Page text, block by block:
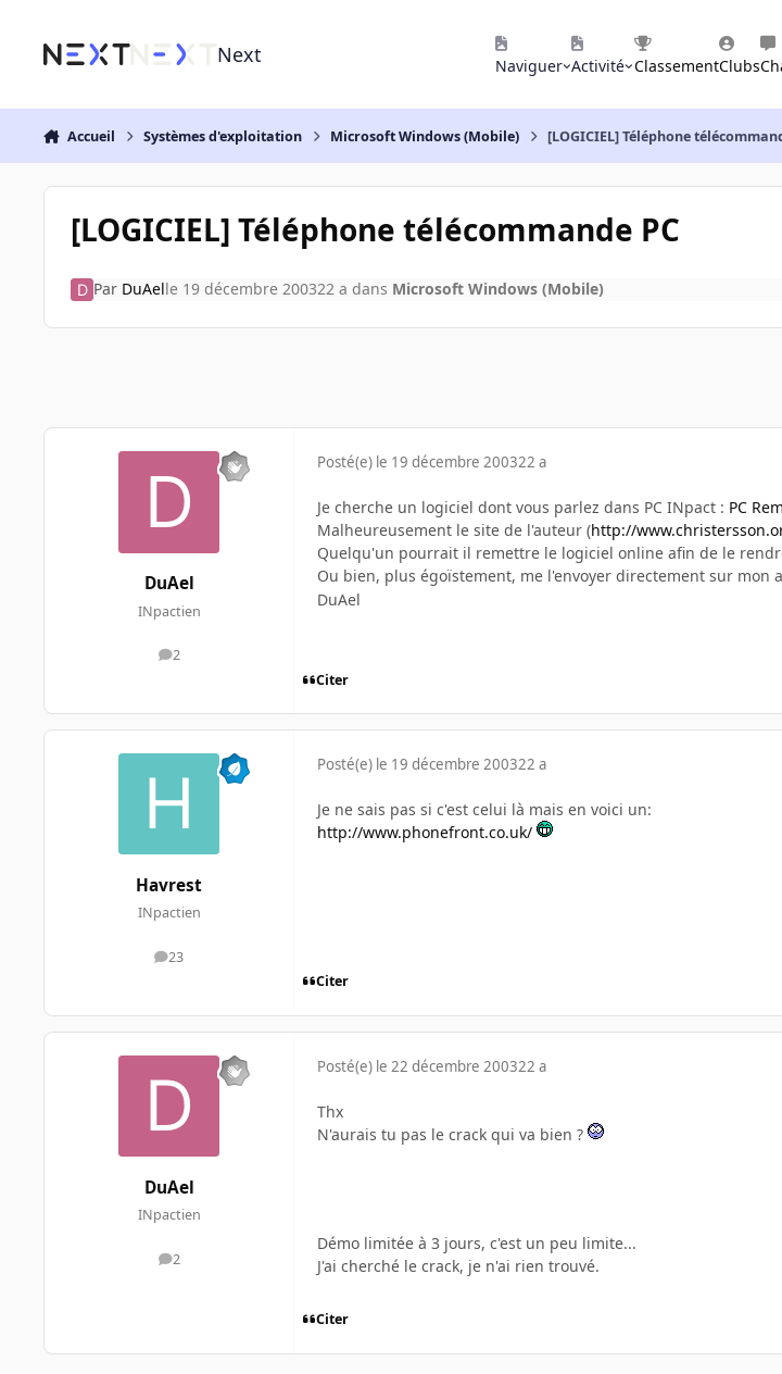
Next Naviguer Activité ClassementClubs
Accueil Systèmes d'exploitation Microsoft Windows (Mobile) [LOGICIEL] Téléphone
[LOGICIEL] Téléphone télécommande PC
Par DuAelle 19 décembre 200322 a dans Microsoft Windows (Mobile)
DuAel
INpactien
2
messages
Posté(e) le 19 décembre 200322 a
Je cherche un logiciel dont vous parlez dans PC INpact : PC
Malheureusement le site de l'auteur (http://
Quelqu'un pourrait il remettre le logiciel online afin de le
Ou bien, plus égoïstement, me l'envoyer directement sur mon
DuAel
Citer
Havrest
INpactien
23
messages
Posté(e) le 19 décembre 200322 a
Je ne sais pas si c'est celui là mais en voici un:
http://www.phonefront.co.uk/
Citer
DuAel
INpactien
2
messages
Posté(e) le 22 décembre 200322 a
Thx
N'aurais tu pas le crack qui va bien ?
Démo limitée à 3 jours, c'est un peu limite...
J'ai cherché le crack, je n'ai rien trouvé.
Citer